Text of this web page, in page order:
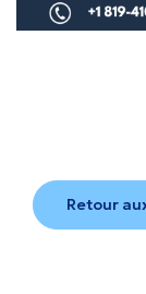
Retour